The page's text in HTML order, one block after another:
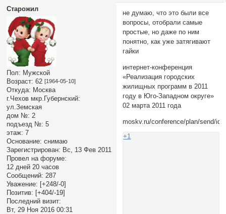
Старожил
Пол: Мужской
Возраст: 62 [1964-05-10]
Откуда: Москва
г.Чехов мкр.Губернский:
ул.Земская
дом №: 2
подъезд №: 5
этаж: 7
Основание: снимаю
Зарегистрирован: Вс, 13 Фев 2011
Провел на форуме:
12 дней 20 часов
Сообщений: 287
Уважение: [+248/-0]
Позитив: [+404/-19]
Последний визит:
Вт, 29 Ноя 2016 00:31
не думаю, что это были все
вопросы, отобрали самые
простые, но даже по ним
понятно, как уже затягивают
гайки
интернет-конференция
«Реализация городских
жилищных программ в 2011
году в Юго-Западном округе»
02 марта 2011 года
moskv.ru/conference/plan/send/id/
+1